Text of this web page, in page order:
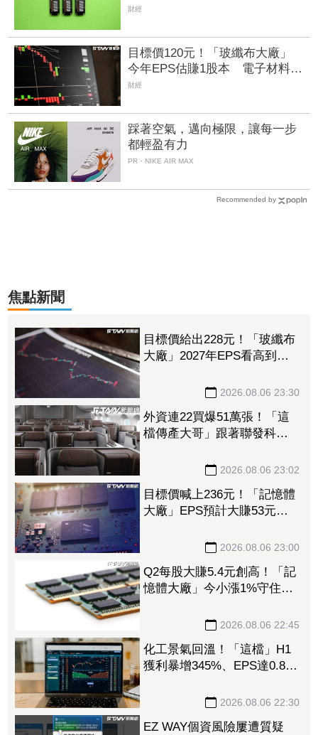
1.8萬張抱回31.5億元
財經
目標價120元！「玻纖布大廠」
今年EPS估賺1股本 電子材料需
求猛＋布局CCL營運迎轉機
財經
踩著空氣，邁向極限，讓每一步
都輕盈有力
PR・NIKE AIR MAX
Recommended by
焦點新聞
目標價給出228元！「玻纖布
大廠」2027年EPS看高到
投資挹注營收 2026.08.06 23:30
外資連22買爆51萬張！「這
檔傳產大哥」跟著聯發科發
2026.08.06 23:02
目標價喊上236元！「記憶體
大廠」EPS預計大賺53元
2026.08.06 23:00
Q2每股大賺5.4元創高！「記
憶體大廠」今小漲1%守住連
抱回7549萬元 2026.08.06 22:45
化工景氣回溫！「這檔」H1
獲利暴增345%、EPS達0.89
2026.08.06 22:30
EZ WAY個資風險屢遭質疑